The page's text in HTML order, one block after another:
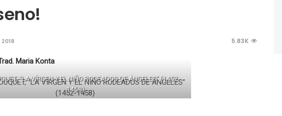
2018 5.83K
Maria Konta
“LA VÍRGEN Y EL NIÑO RODEADOS DE ÁNGELES” (1452-
1458)